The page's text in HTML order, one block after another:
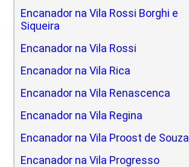
Encanador na Vila Rossi Borghi e
Siqueira
Encanador na Vila Rossi
Encanador na Vila Rica
Encanador na Vila Renascenca
Encanador na Vila Regina
Encanador na Vila Proost de Souza
Encanador na Vila Progresso